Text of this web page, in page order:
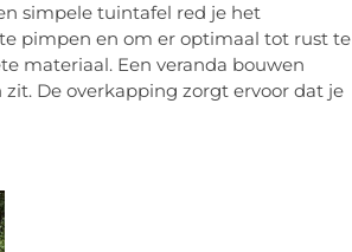
simpele tuintafel red je het
pimpen en om er optimaal tot rust te
materiaal. Een veranda bouwen
De overkapping zorgt ervoor dat je